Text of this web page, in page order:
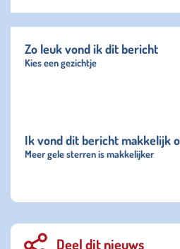
Zo leuk vond ik dit bericht
Kies een gezichtje
Ik vond dit bericht makkelijk
Meer gele sterren is makkelijker
Deel dit nieuws